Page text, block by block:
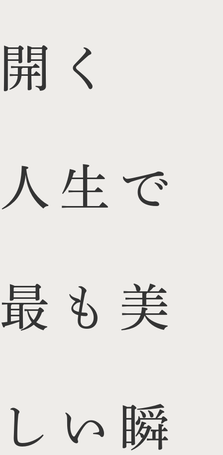
開く
人生で
最も美
しい瞬